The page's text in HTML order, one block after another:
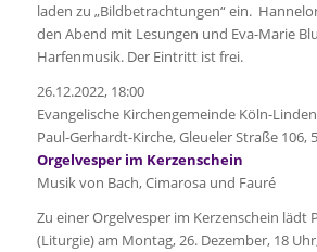
laden zu „Bildbetrachtungen“ ein.
den Abend mit Lesungen und Eva-Marie
Harfenmusik. Der Eintritt ist frei.
26.12.2022, 18:00
Evangelische Kirchengemeinde Köln-
Paul-Gerhardt-Kirche, Gleueler Straße 106,
Orgelvesper im Kerzenschein
Musik von Bach, Cimarosa und Fauré
Zu einer Orgelvesper im Kerzenschein lädt
(Liturgie) am Montag, 26. Dezember, 18